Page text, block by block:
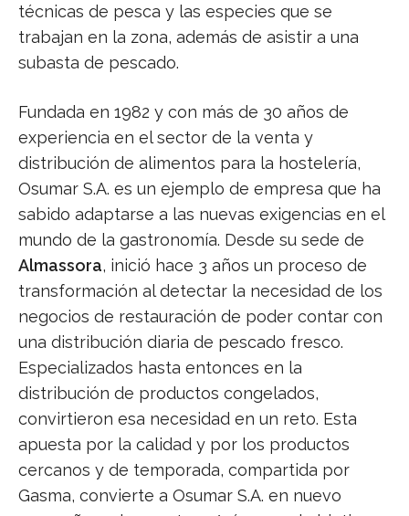
técnicas de pesca y las especies que se
trabajan en la zona, además de asistir a una
subasta de pescado.
Fundada en 1982 y con más de 30 años de
experiencia en el sector de la venta y
distribución de alimentos para la hostelería,
Osumar S.A. es un ejemplo de empresa que ha
sabido adaptarse a las nuevas exigencias en el
mundo de la gastronomía. Desde su sede de
Almassora, inició hace 3 años un proceso de
transformación al detectar la necesidad de los
negocios de restauración de poder contar con
una distribución diaria de pescado fresco.
Especializados hasta entonces en la
distribución de productos congelados,
convirtieron esa necesidad en un reto. Esta
apuesta por la calidad y por los productos
cercanos y de temporada, compartida por
Gasma, convierte a Osumar S.A. en nuevo